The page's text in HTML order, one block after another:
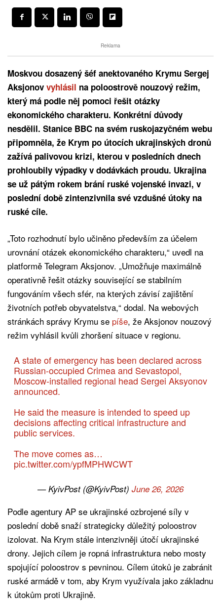
Reklama
Moskvou dosazený šéf anektovaného Krymu Sergej
Aksjonov vyhlásil na poloostrově nouzový režim,
který má podle něj pomoci řešit otázky
ekonomického charakteru. Konkrétní důvody
nesdělil. Stanice BBC na svém ruskojazyčném webu
připomněla, že Krym po útocích ukrajinských dronů
zažívá palivovou krizi, kterou v posledních dnech
prohloubily výpadky v dodávkách proudu. Ukrajina
se už pátým rokem brání ruské vojenské invazi, v
poslední době zintenzivnila své vzdušné útoky na
ruské cíle.
„Toto rozhodnutí bylo učiněno především za účelem
urovnání otázek ekonomického charakteru,“ uvedl na
platformě Telegram Aksjonov. „Umožňuje maximálně
operativně řešit otázky související se stabilním
fungováním všech sfér, na kterých závisí zajištění
životních potřeb obyvatelstva,“ dodal. Na webových
stránkách správy Krymu se píše, že Aksjonov nouzový
režim vyhlásil kvůli zhoršení situace v regionu.
A state of emergency has been declared across
Russian-occupied Crimea and Sevastopol,
Moscow-installed regional head Sergei Aksyonov
announced.
He said the measure is intended to speed up
decisions affecting critical infrastructure and
public services.
The move comes as…
pic.twitter.com/ypfMPHWCWT
— KyivPost (@KyivPost) June 26, 2026
Podle agentury AP se ukrajinské ozbrojené síly v
poslední době snaží strategicky důležitý poloostrov
izolovat. Na Krym stále intenzivněji útočí ukrajinské
drony. Jejich cílem je ropná infrastruktura nebo mosty
spojující poloostrov s pevninou. Cílem útoků je zabránit
ruské armádě v tom, aby Krym využívala jako základnu
k útokům proti Ukrajině.